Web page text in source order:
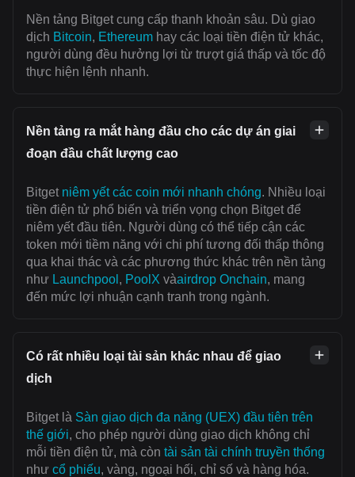
Nền tảng Bitget cung cấp thanh khoản sâu. Dù giao
dịch Bitcoin, Ethereum hay các loại tiền điện tử khác,
người dùng đều hưởng lợi từ trượt giá thấp và tốc độ
thực hiện lệnh nhanh.
Nền tảng ra mắt hàng đầu cho các dự án giai
đoạn đầu chất lượng cao
Bitget niêm yết các coin mới nhanh chóng. Nhiều loại
tiền điện tử phổ biến và triển vọng chọn Bitget để
niêm yết đầu tiên. Người dùng có thể tiếp cận các
token mới tiềm năng với chi phí tương đối thấp thông
qua khai thác và các phương thức khác trên nền tảng
như Launchpool , PoolX vàairdrop Onchain, mang
đến mức lợi nhuận cạnh tranh trong ngành.
Có rất nhiều loại tài sản khác nhau để giao
dịch
Bitget là Sàn giao dịch đa năng (UEX) đầu tiên trên
thế giới, cho phép người dùng giao dịch không chỉ
mỗi tiền điện tử, mà còn tài sản tài chính truyền thống
như cổ phiếu, vàng, ngoại hối, chỉ số và hàng hóa.